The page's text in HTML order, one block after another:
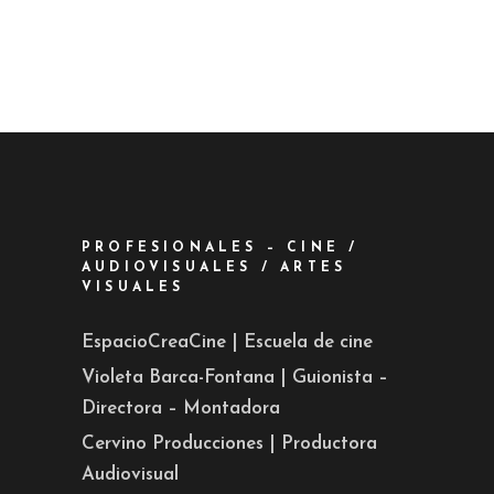
PROFESIONALES – CINE /
AUDIOVISUALES / ARTES
VISUALES
EspacioCreaCine | Escuela de cine
Violeta Barca-Fontana | Guionista –
Directora – Montadora
Cervino Producciones | Productora
Audiovisual